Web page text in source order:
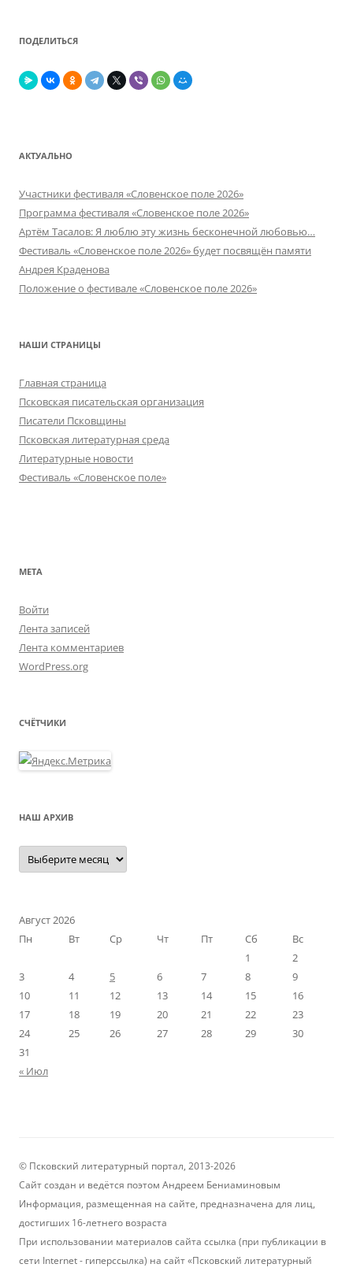
ПОДЕЛИТЬСЯ
АКТУАЛЬНО
Участники фестиваля «Словенское поле 2026»
Программа фестиваля «Словенское поле 2026»
Артём Тасалов: Я люблю эту жизнь бесконечной любовью…
Фестиваль «Словенское поле 2026» будет посвящён памяти
Андрея Краденова
Положение о фестивале «Словенское поле 2026»
НАШИ СТРАНИЦЫ
Главная страница
Псковская писательская организация
Писатели Псковщины
Псковская литературная среда
Литературные новости
Фестиваль «Словенское поле»
МЕТА
Войти
Лента записей
Лента комментариев
WordPress.org
СЧЁТЧИКИ
НАШ АРХИВ
Наш
архив
Август 2026
Пн
Вт Ср Чт Пт Сб
Вс
1
2
3
4 5 6 7 8
9
10
11 12 13 14 15
16
17
18 19 20 21 22
23
24
25 26 27 28 29
30
31
« Июл
© Псковский литературный портал, 2013-2026
Сайт создан и ведётся поэтом Андреем Бениаминовым
Информация, размещенная на сайте, предназначена для лиц,
достигших 16-летнего возраста
При использовании материалов сайта ссылка (при публикации в
сети Internet - гиперссылка) на сайт «Псковский литературный